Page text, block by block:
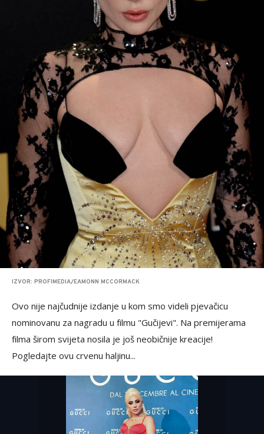
IZVOR: PROFIMEDIA/EAMONN MCCORMACK
Ovo nije najčudnije izdanje u kom smo videli pjevačicu
nominovanu za nagradu u filmu "Gučijevi". Na premijerama
filma širom svijeta nosila je još neobičnije kreacije!
Pogledajte ovu crvenu haljinu...